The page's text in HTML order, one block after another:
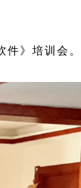
件》培训会